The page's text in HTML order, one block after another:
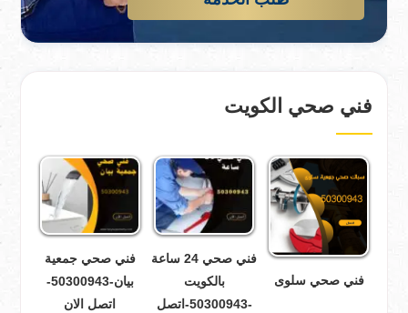
فني صحي الكويت
فني صحي سلوى
فني صحي 24 ساعة
بالكويت
-50300943-اتصل
فني صحي جمعية
بيان-50300943-
اتصل الان